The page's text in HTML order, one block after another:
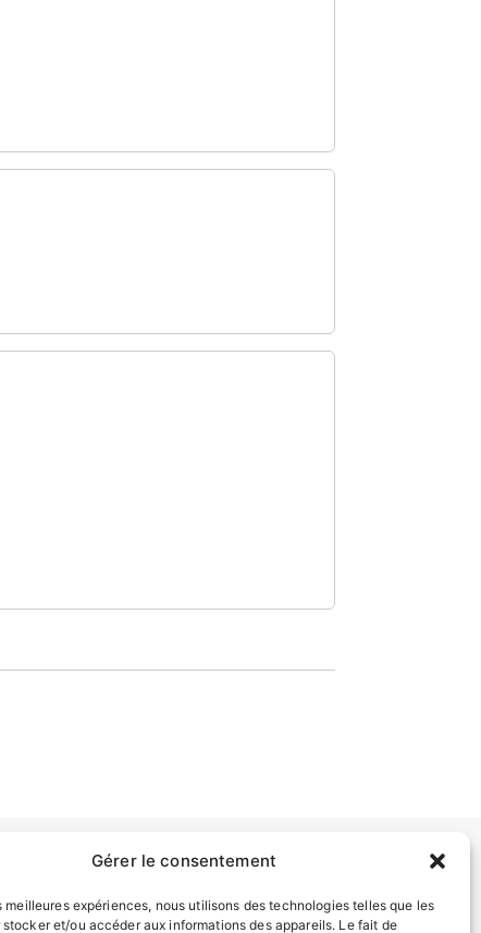
Gérer le consentement
meilleures expériences, nous utilisons des technologies telles que les
et/ou accéder aux informations des appareils. Le fait de
INFORMATIONS LÉGALES